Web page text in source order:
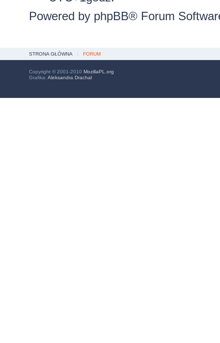
Powered by phpBB® Forum
STRONA GŁÓWNA FORUM
Copyright © 2001-2010 MozillaPL.org
Grafika: Aleksandra Drachal